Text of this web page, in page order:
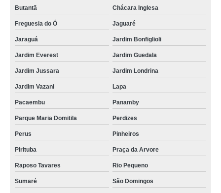
Butantã Chácara Inglesa
Freguesia do Ó Jaguaré
Jaraguá Jardim Bonfiglioli
Jardim Everest Jardim Guedala
Jardim Jussara Jardim Londrina
Jardim Vazani Lapa
Pacaembu Panamby
Parque Maria Domitila Perdizes
Perus Pinheiros
Pirituba Praça da Arvore
Raposo Tavares Rio Pequeno
Sumaré São Domingos